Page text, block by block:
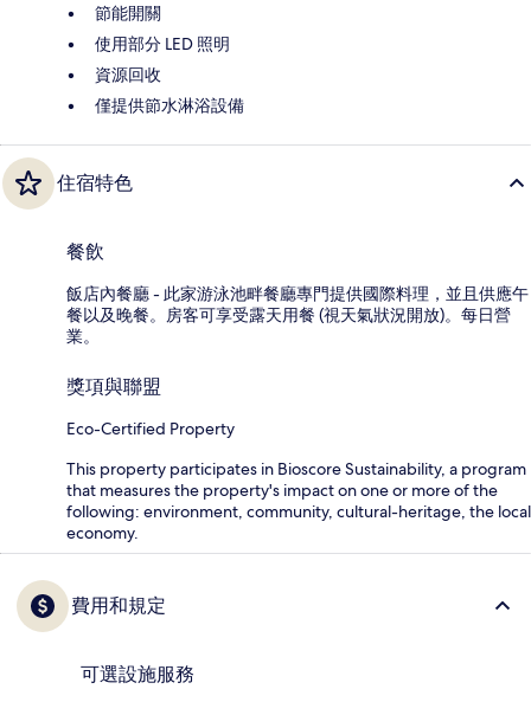
節能開關
使用部分 LED 照明
資源回收
僅提供節水淋浴設備
住宿特色
餐飲
飯店內餐廳 - 此家游泳池畔餐廳專門提供國際料理，並且供應午
餐以及晚餐。房客可享受露天用餐 (視天氣狀況開放)。每日營
業。
獎項與聯盟
Eco-Certified Property
This property participates in Bioscore Sustainability, a program
that measures the property's impact on one or more of the
following: environment, community, cultural-heritage, the local
economy.
費用和規定
可選設施服務